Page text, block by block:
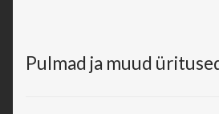
Pulmad ja muud